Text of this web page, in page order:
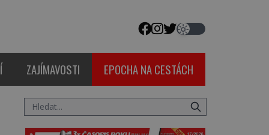
ZAJÍMAVOSTI EPOCHA NA CESTÁCH